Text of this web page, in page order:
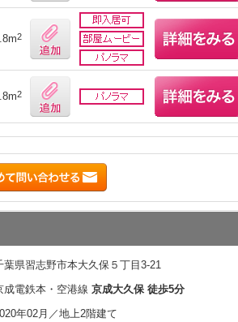
2
2
葉県習志野市本大久保５丁目3-21
成電鉄本・空港線 京成大久保 徒歩5分
年02月／地上2階建て